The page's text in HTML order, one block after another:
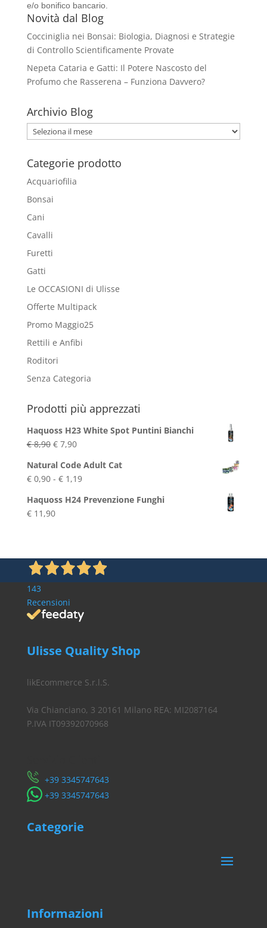
e/o bonifico bancario.
Novità dal Blog
Cocciniglia nei Bonsai: Biologia, Diagnosi e Strategie
di Controllo Scientificamente Provate
Nepeta Cataria e Gatti: Il Potere Nascosto del
Profumo che Rasserena – Funziona Davvero?
Archivio Blog
Archivio
Blog
Categorie prodotto
Acquariofilia
Bonsai
Cani
Cavalli
Furetti
Gatti
Le OCCASIONI di Ulisse
Offerte Multipack
Promo Maggio25
Rettili e Anfibi
Roditori
Senza Categoria
Prodotti più apprezzati
Haquoss H23 White Spot Puntini Bianchi
€8,90 Il
originale
era:
€ 8,90.
€7,90Il
attuale
è:
€ 7,90.
Natural Code Adult Cat
€0,90 - €1,19Fascia
prezzo:
€ 1,19
Haquoss H24 Prevenzione Funghi
€11,90
143
Recensioni
Ulisse Quality Shop
likEcommerce S.r.l.S.
Via Chianciano, 3 20161 Milano REA: MI2087164
P.IVA IT09392070968
​+39 3345747643
​+39 3345747643
Categorie
Informazioni